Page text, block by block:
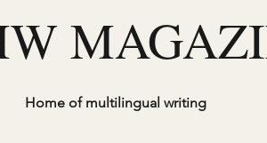
Home of multilingual writing